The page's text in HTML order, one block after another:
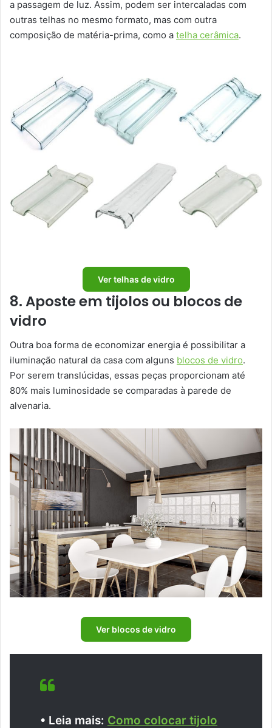
a passagem de luz. Assim, podem ser intercaladas com
outras telhas no mesmo formato, mas com outra
composição de matéria-prima, como a telha cerâmica.
Ver telhas de vidro
8. Aposte em tijolos ou blocos de
vidro
Outra boa forma de economizar energia é possibilitar a
iluminação natural da casa com alguns blocos de vidro.
Por serem translúcidas, essas peças proporcionam até
80% mais luminosidade se comparadas à parede de
alvenaria.
Ver blocos de vidro
• Leia mais: Como colocar tijolo